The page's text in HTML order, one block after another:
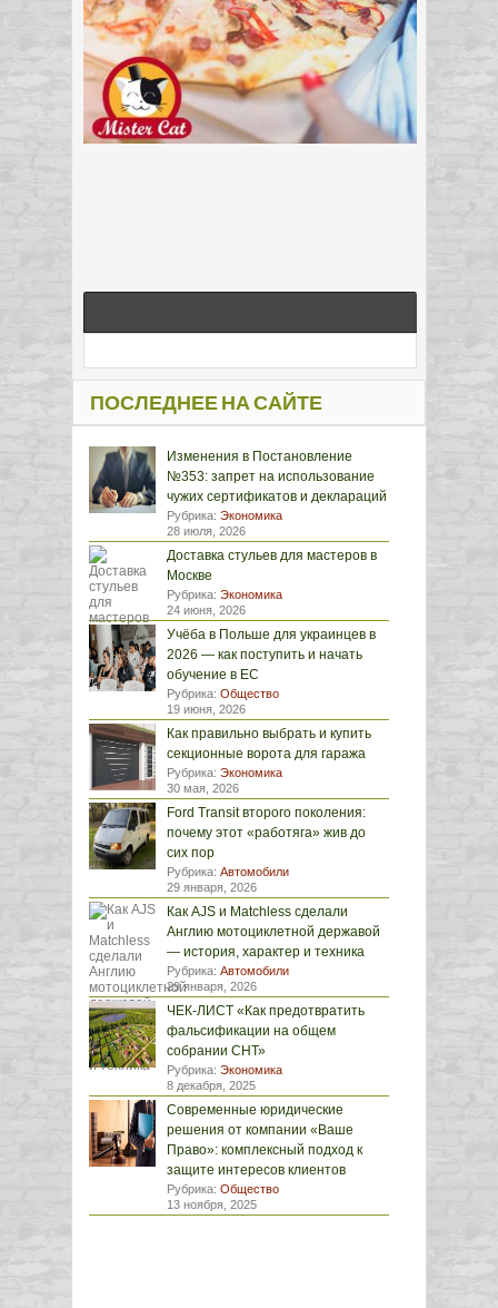
ПОСЛЕДНЕЕ НА САЙТЕ
Изменения в Постановление
№353: запрет на использование
чужих сертификатов и деклараций
Рубрика: Экономика
28 июля, 2026
Доставка стульев для мастеров в
Москве
Рубрика: Экономика
24 июня, 2026
Учёба в Польше для украинцев в
2026 — как поступить и начать
обучение в ЕС
Рубрика: Общество
19 июня, 2026
Как правильно выбрать и купить
секционные ворота для гаража
Рубрика: Экономика
30 мая, 2026
Ford Transit второго поколения:
почему этот «работяга» жив до
сих пор
Рубрика: Автомобили
29 января, 2026
Как AJS и Matchless сделали
Англию мотоциклетной державой
— история, характер и техника
Рубрика: Автомобили
29 января, 2026
ЧЕК-ЛИСТ «Как предотвратить
фальсификации на общем
собрании СНТ»
Рубрика: Экономика
8 декабря, 2025
Современные юридические
решения от компании «Ваше
Право»: комплексный подход к
защите интересов клиентов
Рубрика: Общество
13 ноября, 2025